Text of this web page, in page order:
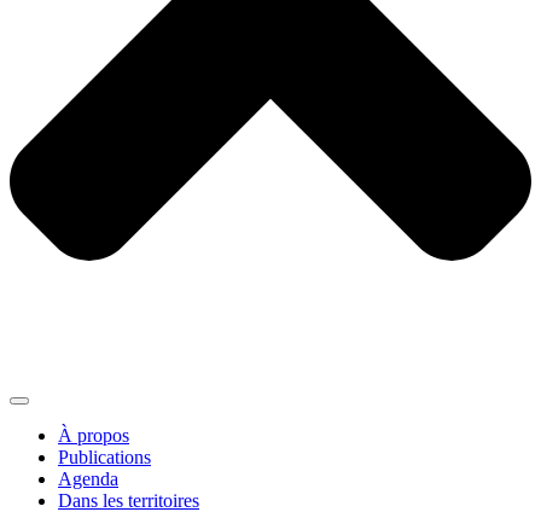
À propos
Publications
Agenda
Dans les territoires